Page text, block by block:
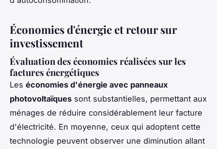
Économies d'énergie et retour sur
investissement
Évaluation des économies réalisées sur les
factures énergétiques
Les économies d'énergie avec panneaux
photovoltaïques sont substantielles, permettant aux
ménages de réduire considérablement leur facture
d'électricité. En moyenne, ceux qui adoptent cette
technologie peuvent observer une diminution allant